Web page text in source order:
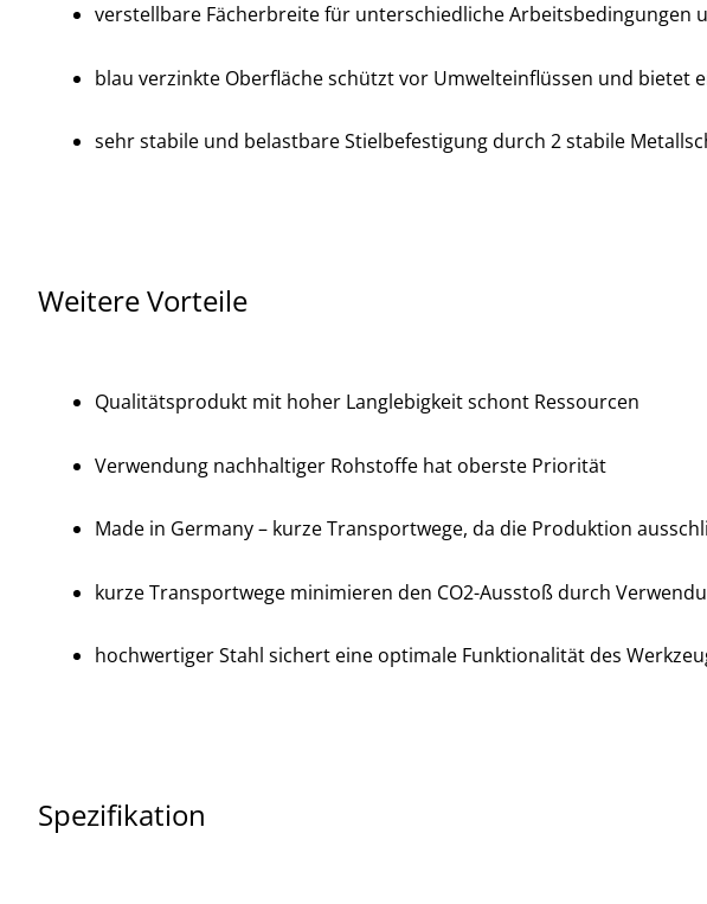
verstellbare Fächerbreite für unterschiedliche Arbeitsbedingungen
blau verzinkte Oberfläche schützt vor Umwelteinflüssen und bietet
sehr stabile und belastbare Stielbefestigung durch 2 stabile
Weitere Vorteile
Qualitätsprodukt mit hoher Langlebigkeit schont Ressourcen
Verwendung nachhaltiger Rohstoffe hat oberste Priorität
Made in Germany – kurze Transportwege, da die Produktion
kurze Transportwege minimieren den CO2-Ausstoß durch
hochwertiger Stahl sichert eine optimale Funktionalität des
Spezifikation